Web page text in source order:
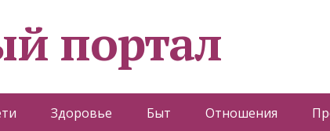
портал
Здоровье Быт Отношения